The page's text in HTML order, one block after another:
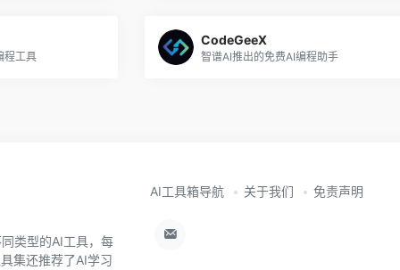
程工具
CodeGeeX
智谱AI推出的免费AI编程助手
类型的AI工具，每
集还推荐了AI学习
AI工具箱导航 关于我们 免责声明